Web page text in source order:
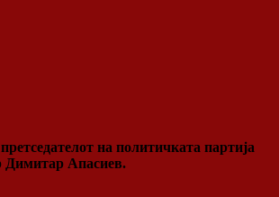
на политичката партија
Апасиев.